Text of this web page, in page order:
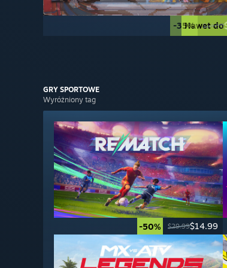
Nawet do
-35% $14.99
GRY SPORTOWE
Wyróżniony tag
-50% $29.99$14.99